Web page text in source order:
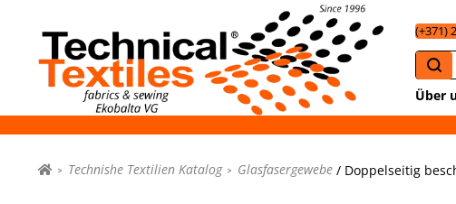
(+371)
Über
Technishe Textilien Katalog Glasfasergewebe / Doppelseitig